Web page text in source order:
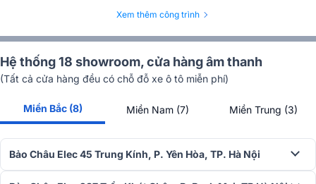
dây chất lượng cao từ điện thoại hoặc các thiết bị thông minh khác.
Ngoài ra, sản phẩm còn được tích hợp ngõ vào phono (MM), giúp
kết nối trực tiếp với mâm đĩa than mà không cần bộ giải mã ngoài,
mang đến trải nghiệm âm thanh analog nguyên bản.
Công nghệ Maestro Unite – Hệ thống âm thanh đồng bộ
Sản phẩm được trang bị công nghệ Maestro Unite, cho phép cập
nhật firmware qua mạng không dây và đồng bộ với các thiết bị
mà không cần thao tác phức tạp.
Xem thêm công trình
Hệ thống 18 showroom, cửa hàng âm thanh
(Tất cả cửa hàng đều có chỗ đỗ xe ô tô miễn phí)
Miền Bắc (8) Miền Nam (7) Miền Trung (3)
Bảo Châu Elec 45 Trung Kính, P. Yên Hòa, TP. Hà Nội